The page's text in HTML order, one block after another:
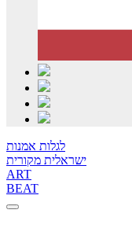
לגלות אמנות
ישראלית מקורית
ART
BEAT